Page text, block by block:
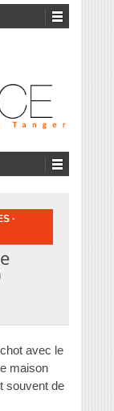
·
avec le
maison
souvent de